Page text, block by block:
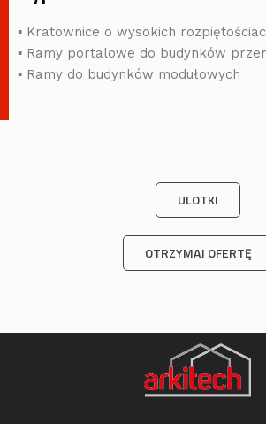
▪ Kratownice o wysokich
▪ Ramy portalowe do budynków
▪ Ramy do budynków modułowych
ULOTKI
OTRZYMAJ OFERTĘ